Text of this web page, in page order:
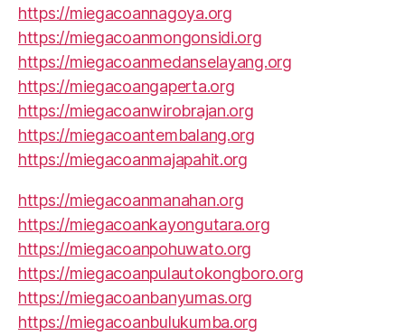
https://miegacoannagoya.org
https://miegacoanmongonsidi.org
https://miegacoanmedanselayang.org
https://miegacoangaperta.org
https://miegacoanwirobrajan.org
https://miegacoantembalang.org
https://miegacoanmajapahit.org
https://miegacoanmanahan.org
https://miegacoankayongutara.org
https://miegacoanpohuwato.org
https://miegacoanpulautokongboro.org
https://miegacoanbanyumas.org
https://miegacoanbulukumba.org